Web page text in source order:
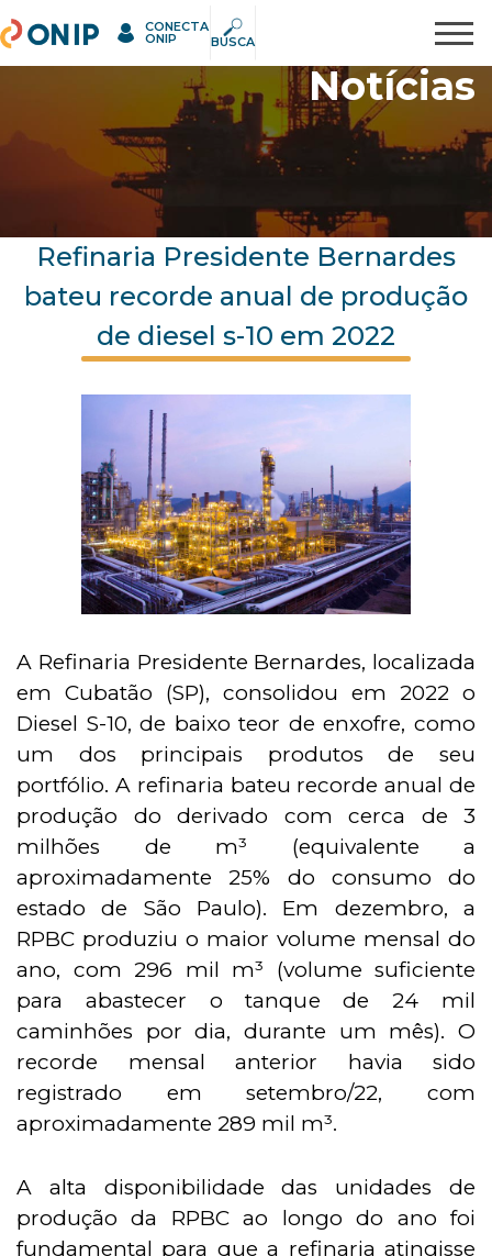
Pesquisar
ONIP CONECTA
ONIP BUSCA
Notícias
Refinaria Presidente Bernardes
bateu recorde anual de produção
de diesel s-10 em 2022
A Refinaria Presidente Bernardes, localizada
em Cubatão (SP), consolidou em 2022 o
Diesel S-10, de baixo teor de enxofre, como
um dos principais produtos de seu
portfólio. A refinaria bateu recorde anual de
produção do derivado com cerca de 3
milhões de m³ (equivalente a
aproximadamente 25% do consumo do
estado de São Paulo). Em dezembro, a
RPBC produziu o maior volume mensal do
ano, com 296 mil m³ (volume suficiente
para abastecer o tanque de 24 mil
caminhões por dia, durante um mês). O
recorde mensal anterior havia sido
registrado em setembro/22, com
aproximadamente 289 mil m³.
A alta disponibilidade das unidades de
produção da RPBC ao longo do ano foi
fundamental para que a refinaria atingisse